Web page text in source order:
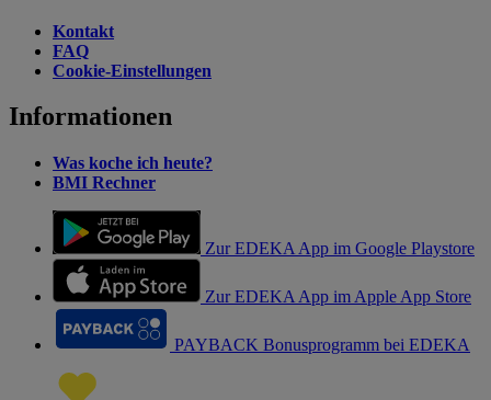
Kontakt
FAQ
Cookie-Einstellungen
Informationen
Was koche ich heute?
BMI Rechner
Zur EDEKA App im Google Playstore
Zur EDEKA App im Apple App Store
PAYBACK Bonusprogramm bei EDEKA